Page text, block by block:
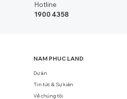
Hotline
1900 4358
NAM PHUC LAND
Dự án
Tin tức & Sự kiên
Về chúng tôi